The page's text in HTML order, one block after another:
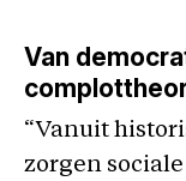
Van
“Vanuit
zorgen